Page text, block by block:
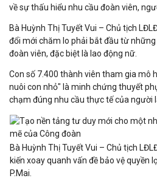
về sự thấu hiểu nhu cầu đoàn viên,
Bà Huỳnh Thị Tuyết Vui – Chủ tịch
đổi mới chăm lo phải bắt đầu từ
đoàn viên, đặc biệt là lao động nữ.
Con số 7.400 thành viên tham gia mô
nuôi con nhỏ" là minh chứng thuyết
chạm đúng nhu cầu thực tế của người
Bà Huỳnh Thị Tuyết Vui – Chủ tịch
kiến xoay quanh vấn đề bảo vệ quyền
P.Mai.